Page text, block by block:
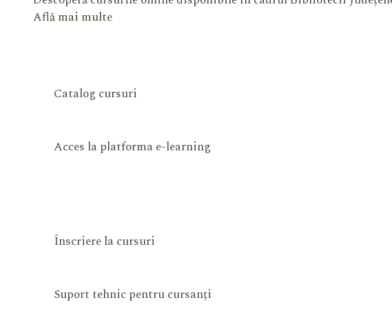
Află mai multe
Catalog cursuri
Acces la platforma e-learning
Înscriere la cursuri
Suport tehnic pentru cursanți